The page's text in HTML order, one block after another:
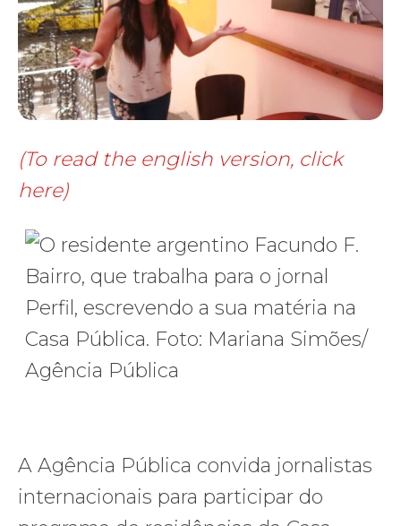
(To read the english version, click
here)
A Agência Pública convida jornalistas
internacionais para participar do